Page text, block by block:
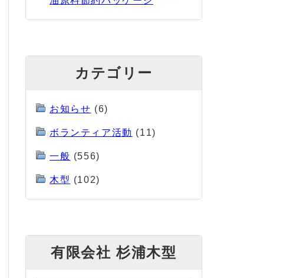
カテゴリー
お知らせ (6)
ボランティア活動 (11)
一般 (556)
木型 (102)
有限会社 杉浦木型